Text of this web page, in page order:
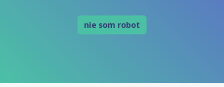
nie som robot